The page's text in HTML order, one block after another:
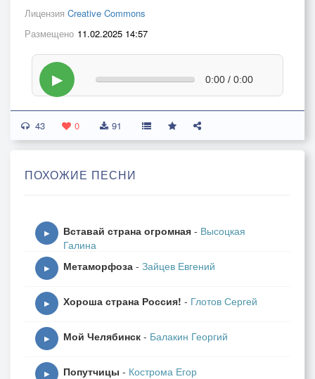
Лицензия Creative Commons
Размещено 11.02.2025 14:57
▶ 0:00 / 0:00
43 0 91
ПОХОЖИЕ ПЕСНИ
▶ Вставай страна огромная - Высоцкая
Галина
▶ Метаморфоза - Зайцев Евгений
▶ Хороша страна Россия! - Глотов Сергей
▶ Мой Челябинск - Балакин Георгий
▶ Попутчицы - Кострома Егор